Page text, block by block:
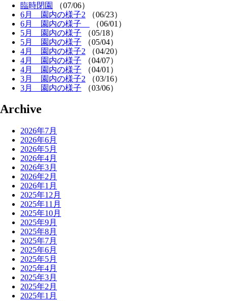
臨時閉園
（07/06）
6月 園内の様子2
（06/23）
6月 園内の様子
（06/01）
5月 園内の様子
（05/18）
5月 園内の様子
（05/04）
4月 園内の様子2
（04/20）
4月 園内の様子
（04/07）
4月 園内の様子
（04/01）
3月 園内の様子2
（03/16）
3月 園内の様子
（03/06）
Archive
2026年7月
2026年6月
2026年5月
2026年4月
2026年3月
2026年2月
2026年1月
2025年12月
2025年11月
2025年10月
2025年9月
2025年8月
2025年7月
2025年6月
2025年5月
2025年4月
2025年3月
2025年2月
2025年1月